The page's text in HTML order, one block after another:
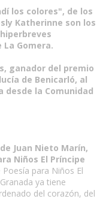
los colores", de los
Katherinne son los
Gomera.
ganador del premio
de Benicarló, al
desde la Comunidad
Juan Nieto Marín,
Niños El Príncipe
para Niños El
ya tiene
del corazón, del